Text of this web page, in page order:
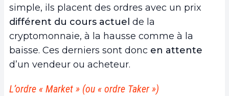
simple, ils placent des ordres avec un prix
différent du cours actuel de la
cryptomonnaie, à la hausse comme à la
baisse. Ces derniers sont donc en attente
d’un vendeur ou acheteur.
L’ordre « Market » (ou « ordre Taker »)